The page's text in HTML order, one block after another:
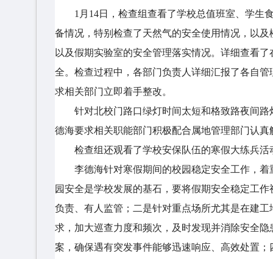
1月14日，检查组查看了学校总值班室、学生
备情况，特别检查了天然气的安全使用情况，以
以及假期实验室的安全管理落实情况。详细查看
全。检查过程中，各部门负责人详细汇报了各自
求相关部门立即着手整改。
针对北校门路口绿灯时间太短和格致路夜间
德海要求相关职能部门积极配合属地管理部门认真
检查组还观看了学校安保队伍的寒假大练兵
李德海针对寒假期间的校园稳定安全工作，
园安全是学校发展的基石，要将假期安全稳定工
负责、有人监管；二是针对重点场所尤其是在建
求，加大巡查力度和频次，及时发现并消除安全
案，确保遇有突发事件能够迅速响应、高效处置